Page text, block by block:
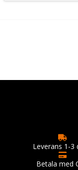
Leverans 1-3
Betala med